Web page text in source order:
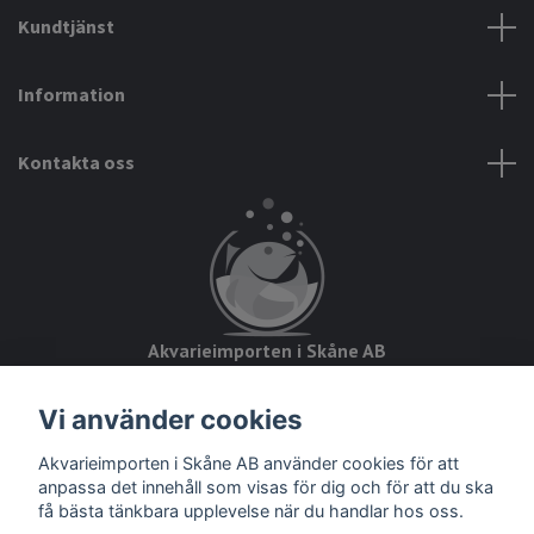
Kundtjänst
Information
Kontakta oss
Akvarieimporten i Skåne AB
28234 Tyringe
Org.nr: 559093-8832
Vi använder cookies
Akvarieimporten i Skåne AB använder cookies för att
anpassa det innehåll som visas för dig och för att du ska
få bästa tänkbara upplevelse när du handlar hos oss.